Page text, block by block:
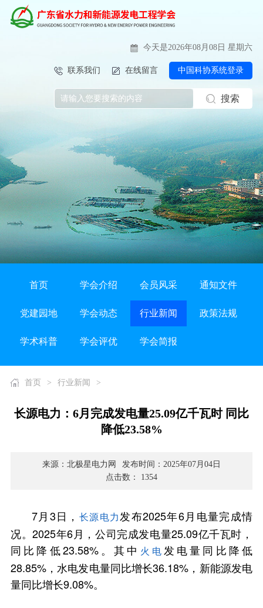
今天是2026年08月08日 星期六
联系我们 在线留言 中国科协系统登录
搜索
首页 学会介绍 会员风采 通知文件
党建园地 学会动态 行业新闻 政策法规
学术科普 学会评优 学会简报
首页 > 行业新闻 >
长源电力：6月完成发电量25.09亿千瓦时 同比
降低23.58%
来源：北极星电力网
发布时间：2025年07月04日
点击数： 1354
7月3日， 长源电力发布2025年6月电量完成情
况。2025年6月，公司完成发电量25.09亿千瓦时，
同比降低23.58%。其中 火电 发电量同比降低
28.85%，水电发电量同比增长36.18%，新能源发电
量同比增长9.08%。